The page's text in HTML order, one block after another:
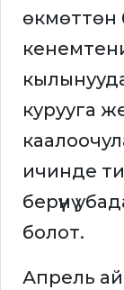
өкмөттөн
курууга
ичинде
берүүнү
болот.
Апрель